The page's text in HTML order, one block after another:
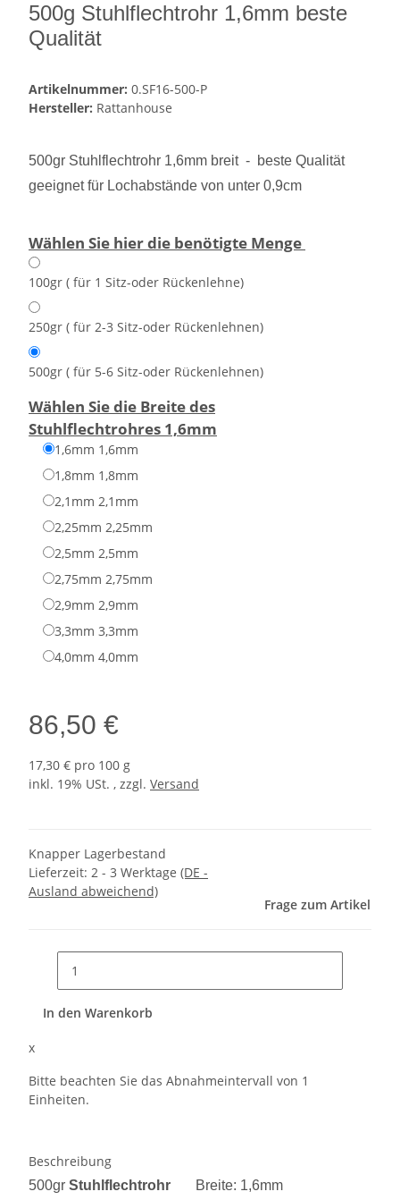
500g Stuhlflechtrohr 1,6mm beste
Qualität
Artikelnummer: 0.SF16-500-P
Hersteller: Rattanhouse
500gr Stuhlflechtrohr 1,6mm breit - beste Qualität
geeignet für Lochabstände von unter 0,9cm
Wählen Sie hier die benötigte Menge
100gr ( für 1 Sitz-oder Rückenlehne)
250gr ( für 2-3 Sitz-oder Rückenlehnen)
500gr ( für 5-6 Sitz-oder Rückenlehnen)
Wählen Sie die Breite des
Stuhlflechtrohres 1,6mm
1,6mm 1,6mm
1,8mm 1,8mm
2,1mm 2,1mm
2,25mm 2,25mm
2,5mm 2,5mm
2,75mm 2,75mm
2,9mm 2,9mm
3,3mm 3,3mm
4,0mm 4,0mm
86,50 €
17,30 € pro 100 g
inkl. 19% USt. , zzgl. Versand
Knapper Lagerbestand
Lieferzeit: 2 - 3 Werktage (DE -
Ausland abweichend)
Frage zum Artikel
In den Warenkorb
x
Bitte beachten Sie das Abnahmeintervall von 1
Einheiten.
Beschreibung
500gr Stuhlflechtrohr Breite: 1,6mm